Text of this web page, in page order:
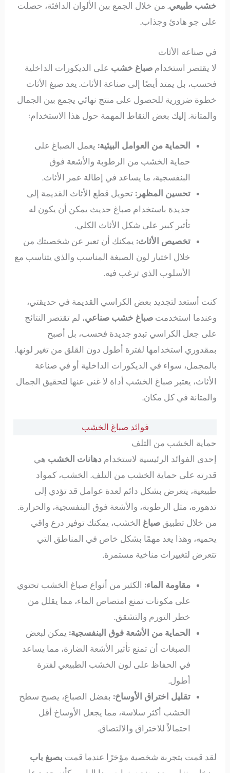
خشب طبيعي. من خلال الجمع بين الألوان الدافئة، حصلت
على جو هادئ وجذاب.
في صناعة الأثاث
لا يقتصر استخدامصباغ خشب على الديكورات الداخلية
فحسب، بل يمتد أيضًا إلى صناعة الأثاث. يعد صبغ الأثاث
خطوة ضرورية للحصول على منتج نهائي يجمع بين الجمال
والمتانة. إليك بعض النقاط المهمة حول هذا الاستخدام:
الحماية من العوامل البيئية: يعمل الصباغ على
حماية الخشب من الرطوبة والأشعة فوق
البنفسجية، ما يساعد في إطالة عمر الأثاث.
تحسين المظهر: تحويل قطع الأثاث القديمة إلى
جديدة باستخدام صباغ حديث يمكن أن يكون له
تأثير كبير على شكل الأثاث الكلي.
تخصيص الأثاث: يمكنك أن تعبر عن شخصيتك من
خلال اختيار لون الصبغة المناسب والذي يتناسب مع
الأسلوب الذي ترغب فيه.
كنت أستعد لتجديد بعض الكراسي القديمة في حديقتي،
وعندما استخدمتصباغ خشب صناعي، لم تقتصر النتائج
على جعل الكراسي تبدو جديدة فحسب، بل أصبح
بمقدوري استخدامها لفترة أطول دون القلق من تغير لونها.
بالمجمل، سواء في الديكورات الداخلية أو في صناعة
الأثاث، يعتبر صباغ الخشب أداة لا غنى عنها لتحقيق الجمال
والمتانة في كل مكان.
فوائد صباغ الخشب
حماية الخشب من التلف
إحدى الفوائد الرئيسية لاستخدامدهانات الخشب هي
قدرته على حماية الخشب من التلف. الخشب، كمواد
طبيعية، يتعرض بشكل دائم لعدة عوامل قد تؤدي إلى
تدهوره، مثل الرطوبة، والأشعة فوق البنفسجية، والحرارة.
من خلال تطبيقصباغ الخشب، يمكنك توفير درع واقي
يحميه، وهذا يعد مهمًا بشكل خاص في المناطق التي
تتعرض لتغييرات مناخية مستمرة.
مقاومة الماء: الكثير من أنواع صباغ الخشب تحتوي
على مكونات تمنع امتصاص الماء، مما يقلل من
خطر التورم والتشقق.
الحماية من الأشعة فوق البنفسجية: يمكن لبعض
الصبغات أن تمنع تأثير الأشعة الضارة، مما يساعد
في الحفاظ على لون الخشب الطبيعي لفترة
أطول.
تقليل اختراق الأوساخ: بفضل الصباغ، يصبح سطح
الخشب أكثر سلاسة، مما يجعل الأوساخ أقل
احتمالاً للاختراق والالتصاق.
لقد قمت بتجربة شخصية مؤخرًا عندما قمت بصبغ باب